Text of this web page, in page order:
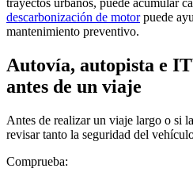
trayectos urbanos, puede acumular
descarbonización de motorpuede
mantenimiento preventivo.
Autovía, autopista e
antes de un viaje
Antes de realizar un viaje largo o si
revisar tanto la seguridad del
Comprueba: